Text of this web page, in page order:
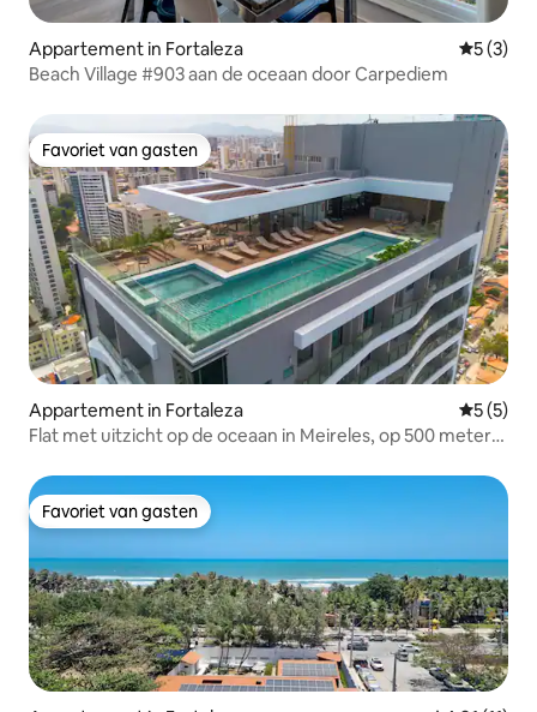
Appartement in Fortaleza
5 (3)
Beach Village #903 aan de oceaan door Carpediem
Favoriet van gasten
Favoriet van gasten
Appartement in Fortaleza
5 (5)
Flat met uitzicht op de oceaan in Meireles, op 500 meter
Favoriet van gasten
Favoriet van gasten